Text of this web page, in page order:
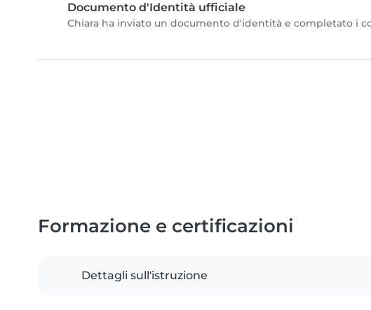
Documento d'Identità ufficiale
Chiara ha inviato un documento d'identità e completato i
Formazione e certificazioni
Dettagli sull'istruzione